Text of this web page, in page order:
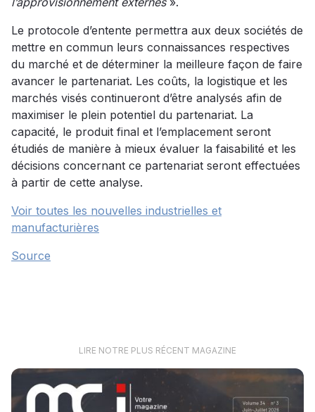
Le protocole d’entente permettra aux deux sociétés de
mettre en commun leurs connaissances respectives
du marché et de déterminer la meilleure façon de faire
avancer le partenariat. Les coûts, la logistique et les
marchés visés continueront d’être analysés afin de
maximiser le plein potentiel du partenariat. La
capacité, le produit final et l’emplacement seront
étudiés de manière à mieux évaluer la faisabilité et les
décisions concernant ce partenariat seront effectuées
à partir de cette analyse.
Voir toutes les nouvelles industrielles et
manufacturières
Source
LIRE NOTRE PLUS RÉCENT MAGAZINE